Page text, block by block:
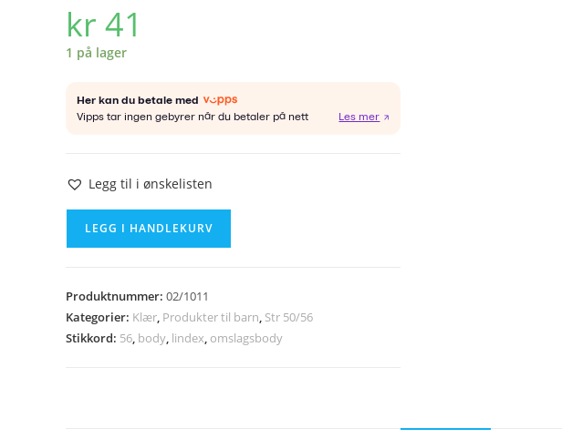
kr 41
1 på lager
Legg til i ønskelisten
antall
LEGG I HANDLEKURV
Produktnummer: 02/1011
Kategorier: Klær, Produkter til barn, Str 50/56
Stikkord: 56, body, lindex, omslagsbody